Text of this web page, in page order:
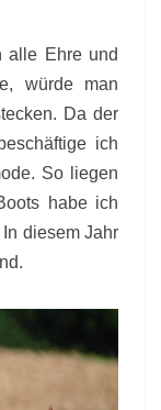
alle Ehre und
würde man
Da der
ich
So liegen
habe ich
diesem Jahr